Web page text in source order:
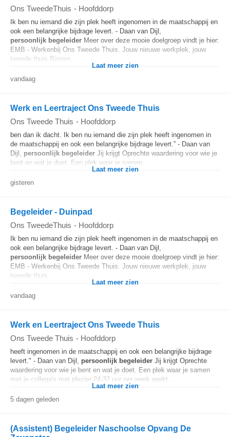
Ons TweedeThuis - Hoofddorp
Ik ben nu iemand die zijn plek heeft ingenomen in de maatschappij en
ook een belangrijke bijdrage levert. - Daan van Dijl,
persoonlijk begeleider Meer over deze mooie doelgroep vindt je hier:
EMB - Werkenbij Ons Tweede Thuis. Jouw nieuwe werkplek, jouw
tweede thuis Binnen...
Laat meer zien
vandaag
Werk en Leertraject Ons Tweede Thuis
Ons Tweede Thuis - Hoofddorp
ben dan ik dacht. Ik ben nu iemand die zijn plek heeft ingenomen in
de maatschappij en ook een belangrijke bijdrage levert.” - Daan van
Dijl, persoonlijk begeleider Jij krijgt Oprechte waardering voor wie je
bent en wat je doet. Een plek waar je samen...
Laat meer zien
gisteren
Begeleider - Duinpad
Ons TweedeThuis - Hoofddorp
Ik ben nu iemand die zijn plek heeft ingenomen in de maatschappij en
ook een belangrijke bijdrage levert. - Daan van Dijl,
persoonlijk begeleider Meer over deze mooie doelgroep vindt je hier:
EMB - Werkenbij Ons Tweede Thuis. Jouw nieuwe werkplek, jouw
tweede thuis...
Laat meer zien
vandaag
Werk en Leertraject Ons Tweede Thuis
Ons Tweede Thuis - Hoofddorp
heeft ingenomen in de maatschappij en ook een belangrijke bijdrage
levert." - Daan van Dijl, persoonlijk begeleider Jij krijgt Oprechte
waardering voor wie je bent en wat je doet. Een plek waar je samen
met je collega's met plezier 24-32 uur per week werkt...
Laat meer zien
5 dagen geleden
(Assistent) Begeleider Naschoolse Opvang De